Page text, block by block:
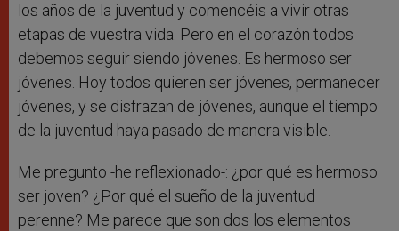
los años de la juventud y comencéis a vivir otras
etapas de vuestra vida. Pero en el corazón todos
debemos seguir siendo jóvenes. Es hermoso ser
jóvenes. Hoy todos quieren ser jóvenes, permanecer
jóvenes, y se disfrazan de jóvenes, aunque el tiempo
de la juventud haya pasado de manera visible.
Me pregunto -he reflexionado-: ¿por qué es hermoso
ser joven? ¿Por qué el sueño de la juventud
perenne? Me parece que son dos los elementos